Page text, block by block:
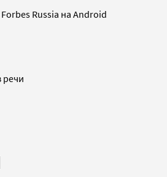
Russia на Android
речи